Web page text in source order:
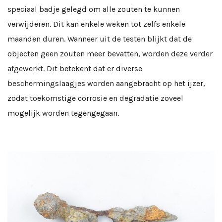
speciaal badje gelegd om alle zouten te kunnen
verwijderen. Dit kan enkele weken tot zelfs enkele
maanden duren. Wanneer uit de testen blijkt dat de
objecten geen zouten meer bevatten, worden deze verder
afgewerkt. Dit betekent dat er diverse
beschermingslaagjes worden aangebracht op het ijzer,
zodat toekomstige corrosie en degradatie zoveel
mogelijk worden tegengegaan.